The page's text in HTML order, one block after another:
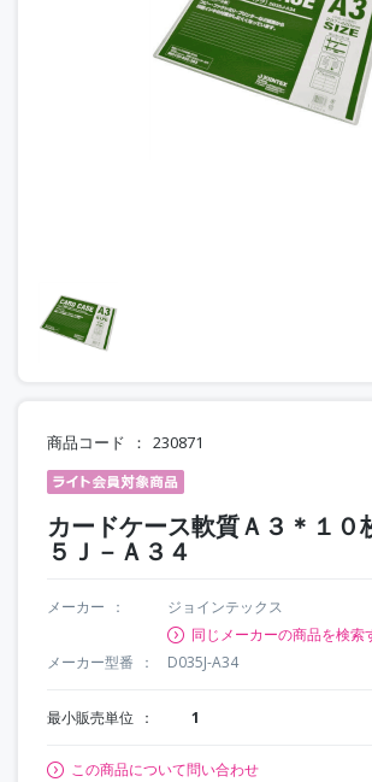
商品コード 230871
カードケース軟質Ａ３＊１
５Ｊ－Ａ３４
メーカー
ジョインテックス
同じメーカーの商品を検索
メーカー型番
D035J-A34
最小販売単位 1
この商品について問い合わせ